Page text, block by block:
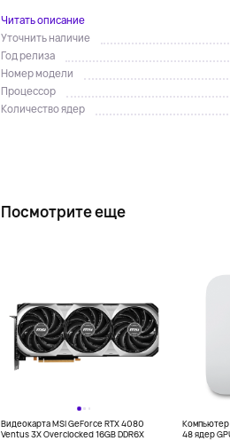
Читать описание
Уточнить наличие
Год релиза
Номер модели
Процессор
Количество ядер
Посмотрите еще
Видеокарта MSI GeForce RTX 4080
Ventus 3X Overclocked 16GB DDR6X
Компьютер
48 ядер